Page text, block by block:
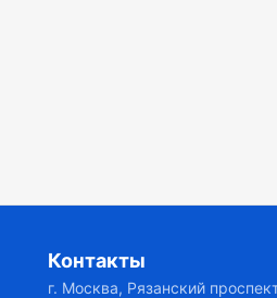
Контакты
г. Москва, Рязанский